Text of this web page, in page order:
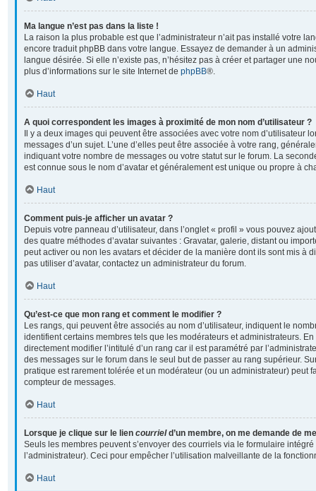
Ma langue n’est pas dans la liste !
La raison la plus probable est que l’administrateur n’ait pas installé votre
encore traduit phpBB dans votre langue. Essayez de demander à un
langue désirée. Si elle n’existe pas, n’hésitez pas à créer et partager une
plus d’informations sur le site Internet de phpBB®.
Haut
A quoi correspondent les images à proximité de mon nom d’utilisateur ?
Il y a deux images qui peuvent être associées avec votre nom d’utilisateur
messages d’un sujet. L’une d’elles peut être associée à votre rang,
indiquant votre nombre de messages ou votre statut sur le forum. La
est connue sous le nom d’avatar et généralement est unique ou propre à
Haut
Comment puis-je afficher un avatar ?
Depuis votre panneau d’utilisateur, dans l’onglet « profil » vous pouvez
des quatre méthodes d’avatar suivantes : Gravatar, galerie, distant ou
peut activer ou non les avatars et décider de la manière dont ils sont mis à
pas utiliser d’avatar, contactez un administrateur du forum.
Haut
Qu’est-ce que mon rang et comment le modifier ?
Les rangs, qui peuvent être associés au nom d’utilisateur, indiquent le
identifient certains membres tels que les modérateurs et administrateurs.
directement modifier l’intitulé d’un rang car il est paramétré par
des messages sur le forum dans le seul but de passer au rang supérieur.
pratique est rarement tolérée et un modérateur (ou un administrateur) peut
compteur de messages.
Haut
Lorsque je clique sur le lien courrield’un membre, on me demande de
Seuls les membres peuvent s’envoyer des courriels via le formulaire
l’administrateur). Ceci pour empêcher l’utilisation malveillante de la
Haut